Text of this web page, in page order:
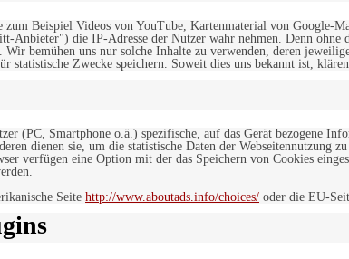
Beispiel Videos von YouTube, Kartenmaterial von Google-
Anbieter") die IP-Adresse der Nutzer wahr nehmen. Denn
bemühen uns nur solche Inhalte zu verwenden, deren
Zwecke speichern. Soweit dies uns bekannt ist,
(PC, Smartphone o.ä.) spezifische, auf das Gerät bezogene
dienen sie, um die statistische Daten der Webseitennutzung
verfügen eine Option mit der das Speichern von Cookies
Seite http://www.aboutads.info/choices/ oder die EU-